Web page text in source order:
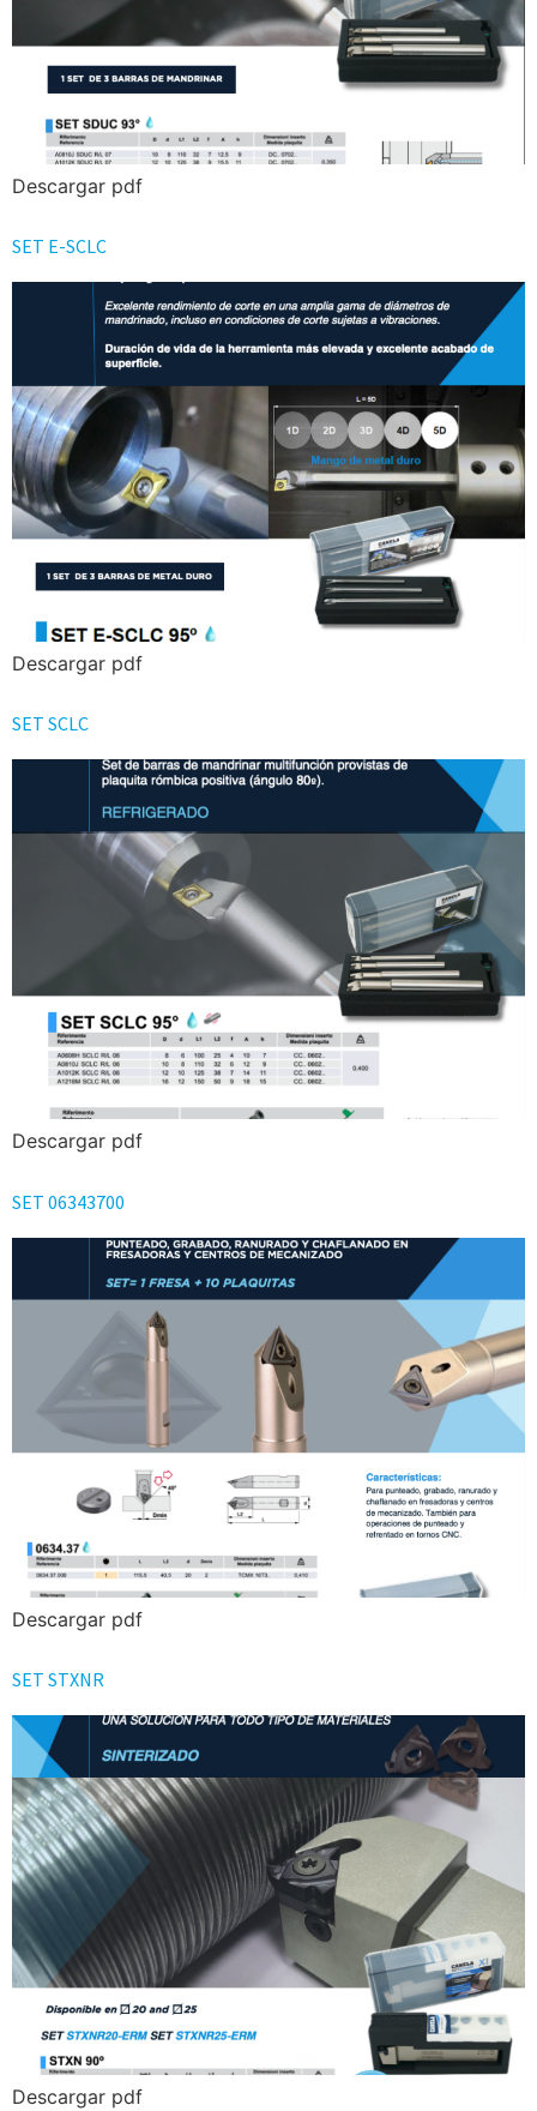
Descargar pdf
SET E-SCLC
Descargar pdf
SET SCLC
Descargar pdf
SET 06343700
Descargar pdf
SET STXNR
Descargar pdf